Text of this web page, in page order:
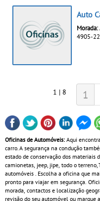
Auto
Morada:
4905-
1 | 8 1
Oficinas de Automóveis: Aqui
carro. A segurança na condução
estado de conservação dos materiais
camionetas, jeep, jipe, todo o terreno,
automóveis . Escolha a oficina que
pronto para viajar em segurança.
morada, contactos e localização
revisão do seu automóvel ou marque